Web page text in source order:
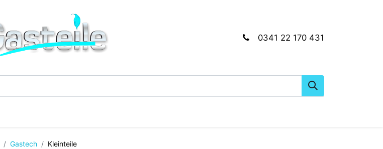
0341 22 170 431
Gastech Kleinteile